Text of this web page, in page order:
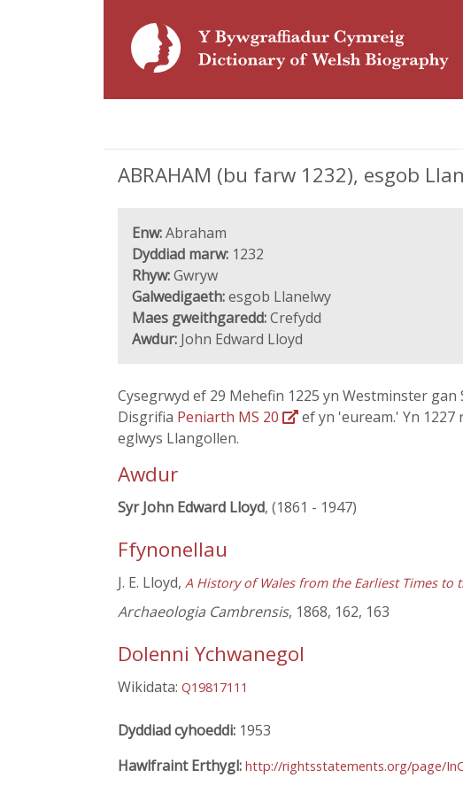
ABRAHAM (bu farw 1232), esgob
Enw:Abraham
Dyddiad marw: 1232
Rhyw:Gwryw
Galwedigaeth:esgob Llanelwy
Maes gweithgaredd:Crefydd
Awdur: John Edward Lloyd
Cysegrwyd ef 29 Mehefin 1225 yn Westminster
Disgrifia Peniarth MS 20
ef yn 'euream.' Yn
eglwys Llangollen.
Awdur
Syr John Edward Lloyd, (1861 - 1947)
Ffynonellau
J. E. Lloyd, A History of Wales from the Earliest Times to
Archaeologia Cambrensis, 1868, 162, 163
Dolenni Ychwanegol
Wikidata: Q19817111
Dyddiad cyhoeddi: 1953
Hawlfraint Erthygl: http://rightsstatements.org/page/